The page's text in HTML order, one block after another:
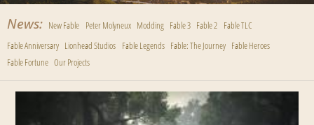
News New Fable Peter Molyneux Modding Fable 3 Fable 2 Fable TLC
Fable Anniversary Lionhead Studios Fable Legends Fable: The Journey Fable Heroes
Fable Fortune Our Projects